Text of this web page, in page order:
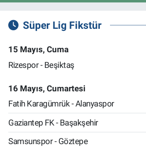
Süper Lig Fikstür
15 Mayıs, Cuma
Rizespor - Beşiktaş
16 Mayıs, Cumartesi
Fatih Karagümrük - Alanyaspor
Gaziantep FK - Başakşehir
Samsunspor - Göztepe